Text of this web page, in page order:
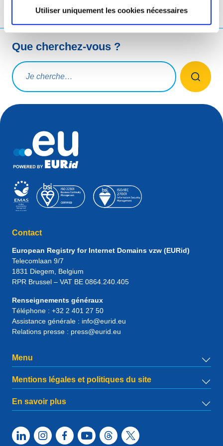
Utiliser uniquement les cookies nécessaires
Que cherchez-vous ?
Rechercher une requête
Contact
European Registry for Internet Domains vzw (EURid)
Telecomlaan 9/7
1831 Diegem , Belgium
RPR Brussel – VAT BE 0864.240.405
Renseignements généraux
Téléphone : +32 2 401 27 50
Assistance générale : info@eurid.eu
Relations presse : press@eurid.eu
Menu
Mentions légales et politiques du site
En savoir plus